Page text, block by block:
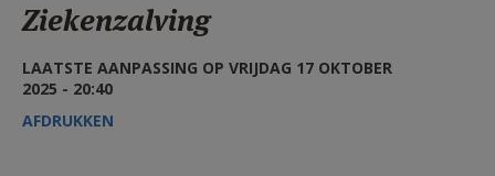
HULP
STARTPAGINA PORTAAL
Ziekenzalving
LAATSTE AANPASSING OP VRIJDAG 17 OKTOBER
2025 - 20:40
AFDRUKKEN